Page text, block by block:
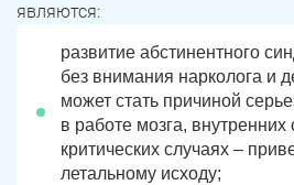
являются:
развитие абстинентного
без внимания нарколога и
может стать причиной
в работе мозга, внутренних
критических случаях –
летальному исходу;